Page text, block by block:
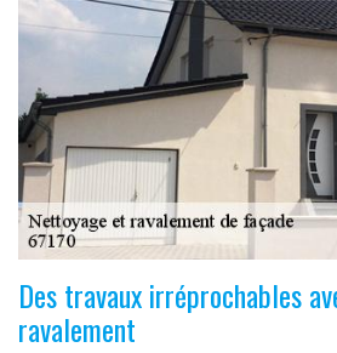
Des travaux irréprochables
ravalement